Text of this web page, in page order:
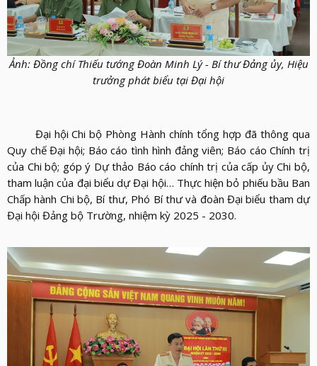
Ảnh: Đồng chí Thiếu tướng Đoàn Minh Lý - Bí thư Đảng ủy, Hiệu
trưởng phát biểu tại Đại hội
Đại hội Chi bộ Phòng Hành chính tổng hợp đã thông qua
Quy chế Đại hội; Báo cáo tình hình đảng viên; Báo cáo Chính trị
của Chi bộ; góp ý Dự thảo Báo cáo chính trị của cấp ủy Chi bộ,
tham luận của đại biểu dự Đại hội… Thực hiện bỏ phiếu bầu Ban
Chấp hành Chi bộ, Bí thư, Phó Bí thư và đoàn Đại biểu tham dự
Đại hội Đảng bộ Trường, nhiệm kỳ 2025 - 2030.